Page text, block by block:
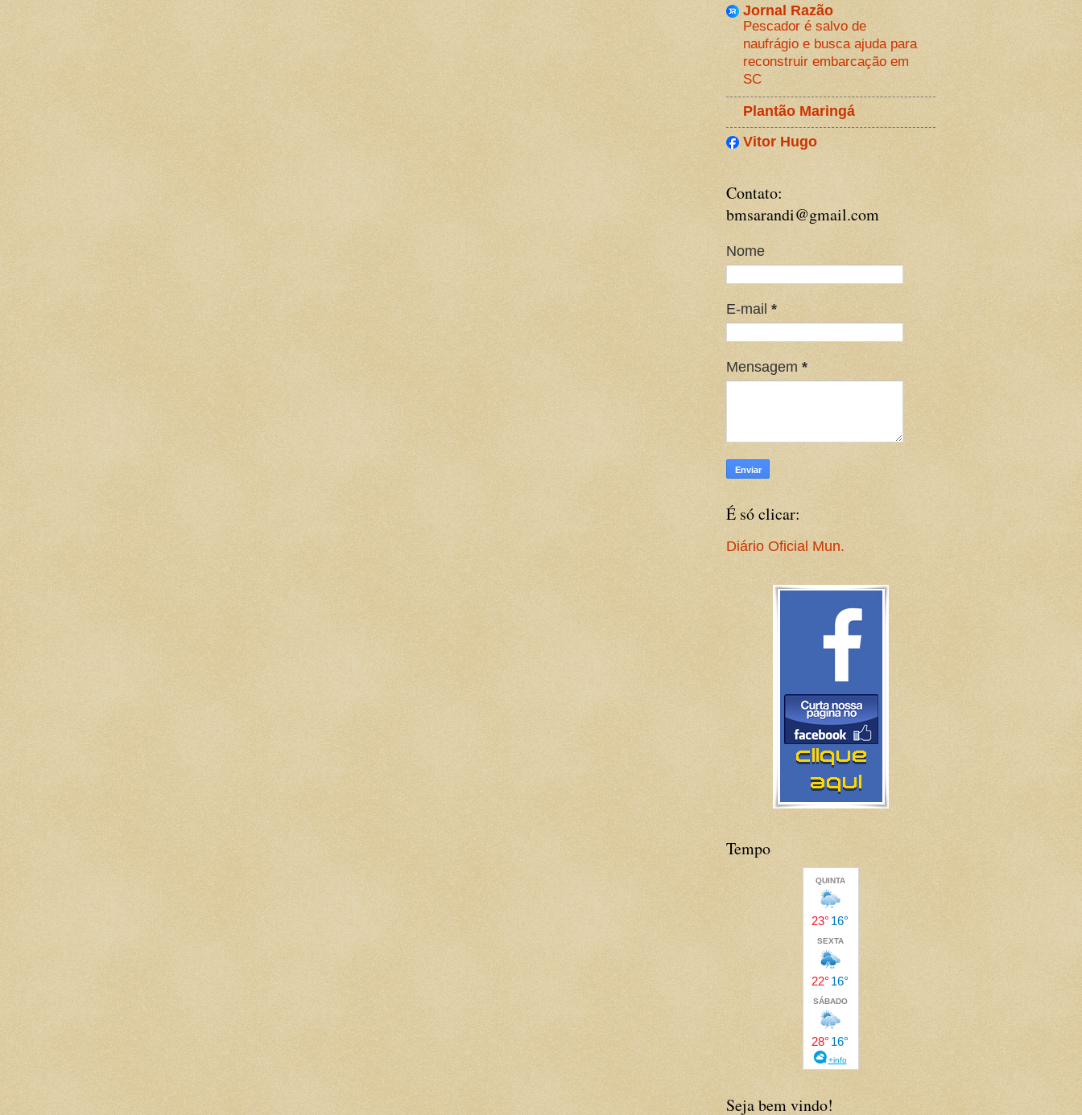
Jornal Razão
Pescador é salvo de
naufrágio e busca ajuda para
reconstruir embarcação em
SC
Plantão Maringá
Vitor Hugo
Contato:
bmsarandi@gmail.com
Nome
E-mail *
Mensagem *
É só clicar:
Diário Oficial Mun.
Tempo
Seja bem vindo!